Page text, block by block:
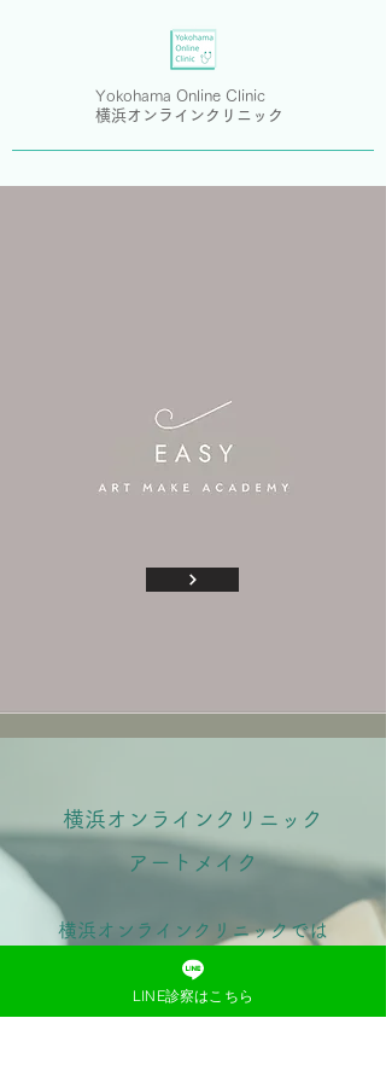
Yokohama Online Clinic
横浜オンラインクリニック
横浜オンラインクリニック
アートメイク
横浜オンラインクリニックでは
完全予約制でアートメイクを行
っております。横浜での店舗施
LINE診察はこちら